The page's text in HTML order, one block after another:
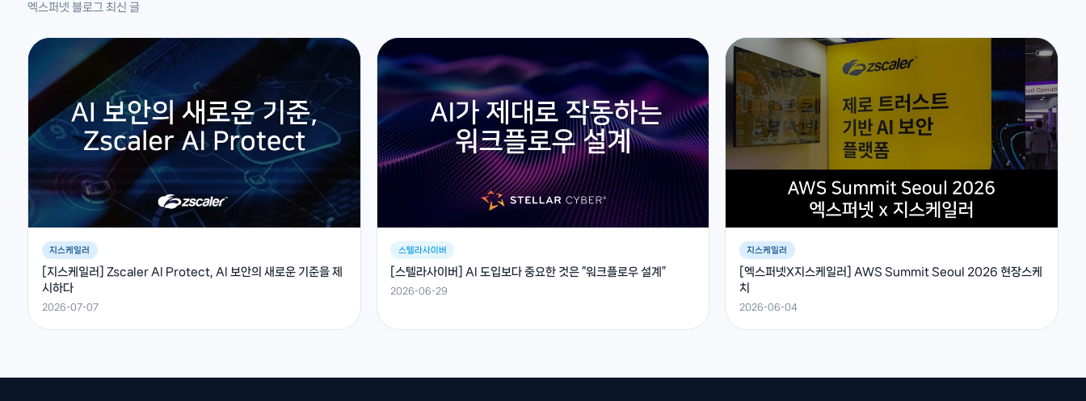
엑스퍼넷 블로그 최신 글
지스케일러
[지스케일러] Zscaler AI Protect, AI 보안의 새로운 기준을 제
시하다
2026-07-07
스텔라사이버
[스텔라사이버] AI 도입보다 중요한 것은 “워크플로우 설계”
2026-06-29
지스케일러
[엑스퍼넷X지스케일러] AWS Summit Seoul 2026 현장스케
치
2026-06-04